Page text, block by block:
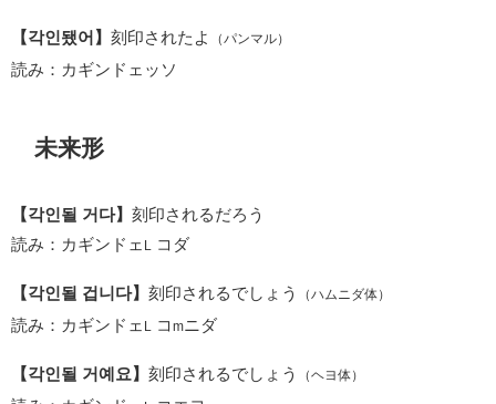
【각인됐어】 刻印されたよ （パンマル）
読み：カギンドェッソ
未来形
【각인될 거다】 刻印されるだろう
読み：カギンドェ
コダ
【각인될 겁니다】 刻印されるでしょう （ハムニダ体）
読み：カギンドェ コ mニダ
【각인될 거예요】 刻印されるでしょう （ヘヨ体）